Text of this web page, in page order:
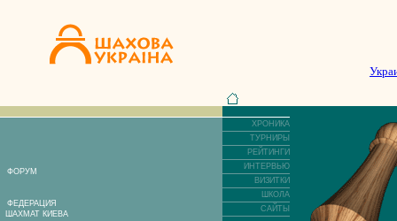
ФОРУМ
ФЕДЕРАЦИЯ
ШАХМАТ КИЕВА
ХРОНИКА
ТУРНИРЫ
РЕЙТИНГИ
ИНТЕРВЬЮ
ВИЗИТКИ
ШКОЛА
САЙТЫ